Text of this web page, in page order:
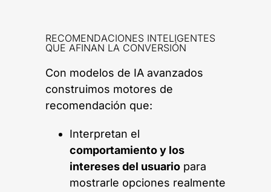
RECOMENDACIONES INTELIGENTES
QUE AFINAN LA CONVERSIÓN
Con modelos de IA avanzados
construimos motores de
recomendación que:
Interpretan el
comportamiento y los
intereses del usuario para
mostrarle opciones realmente